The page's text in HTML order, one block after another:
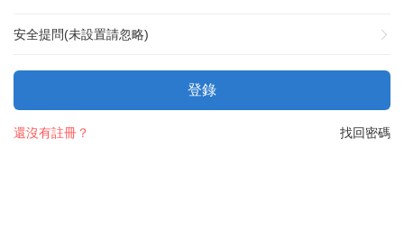
安全提問(未設置請忽略)
登錄
找回密碼
還沒有註冊？